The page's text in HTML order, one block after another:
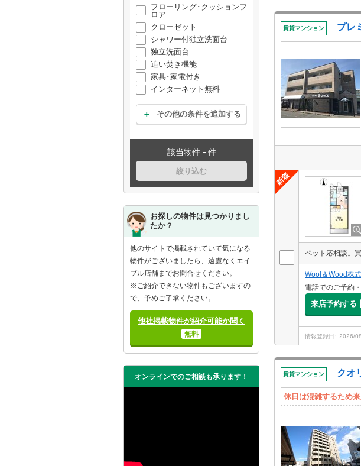
フローリング･クッションフ
ロア
クローゼット
シャワー付独立洗面台
独立洗面台
追い焚き機能
家具･家電付き
インターネット無料
その他の条件を追加する
該当物件 - 件
絞り込む
お探しの物件は見つかりまし
たか？
他のサイトで掲載されていて気になる
物件がございましたら、遠慮なくエイ
ブル店舗までお問合せください。
※ご紹介できない物件もございますの
で、予めご了承ください。
他社掲載物件が紹介可能か聞く
無料
オンラインでのご相談も承ります！
賃貸マンション プレ
ペット応相談。買
Wool＆Wood株
電話でのご予約
来店予約する
情報登録日 2026/
賃貸マンション クオ
休日は混雑するため